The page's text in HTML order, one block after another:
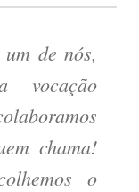
de nós,
vocação
chama!
o